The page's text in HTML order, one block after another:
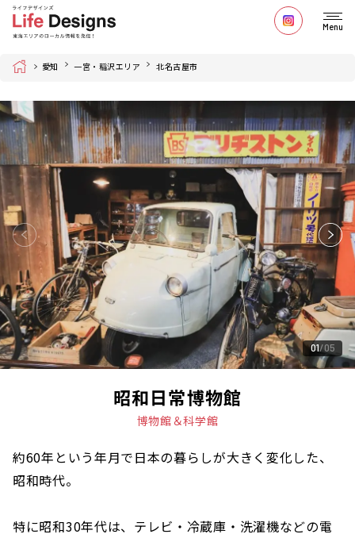
Menu
Home 愛知 一宮・稲沢エリア 北名古屋市
01 05
昭和日常博物館
博物館＆科学館
約60年という年月で日本の暮らしが大きく変化した、
昭和時代。
特に昭和30年代は、テレビ・冷蔵庫・洗濯機などの電